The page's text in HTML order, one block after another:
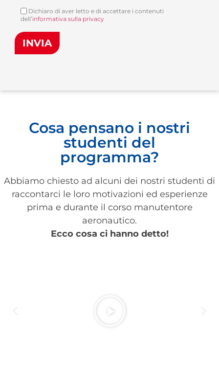
Dichiaro di aver letto e di accettare i contenuti
dell’informativa sulla privacy
Cosa pensano i nostri
studenti del
programma?
Abbiamo chiesto ad alcuni dei nostri studenti di
raccontarci le loro motivazioni ed esperienze
prima e durante il corso manutentore
aeronautico.
Ecco cosa ci hanno detto!